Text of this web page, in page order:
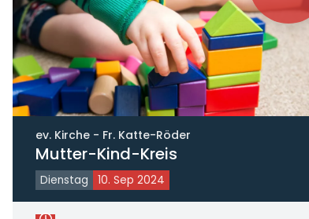
ev. Kirche - Fr. Katte-Röder
Mutter-Kind-Kreis
Dienstag 10. Sep 2024